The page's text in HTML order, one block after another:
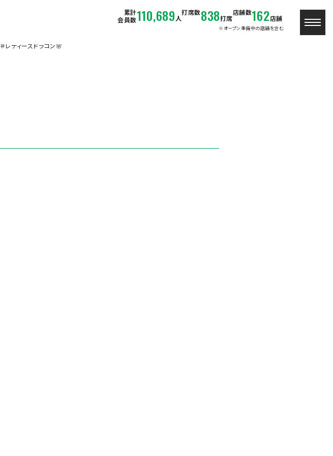
累計
会員数110,689 人
打席数838打席
店舗数162店舗
※オープン準備中の店舗を含む
＃レディースドラコン🌸